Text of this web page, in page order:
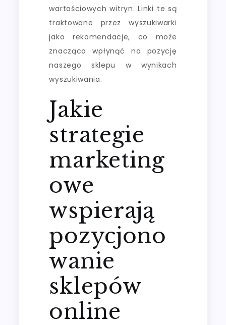
wartościowych witryn. Linki te są
traktowane przez wyszukiwarki
jako rekomendacje, co może
znacząco wpłynąć na pozycję
naszego sklepu w wynikach
wyszukiwania.
Jakie
strategie
marketing
owe
wspierają
pozycjono
wanie
sklepów
online